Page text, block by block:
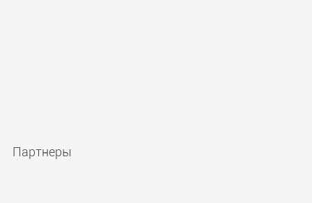
Партнеры